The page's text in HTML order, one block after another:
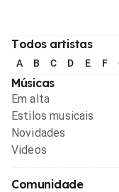
Todos artistas
A B C D E F
Músicas
Em alta
Estilos musicais
Novidades
Videos
Comunidade